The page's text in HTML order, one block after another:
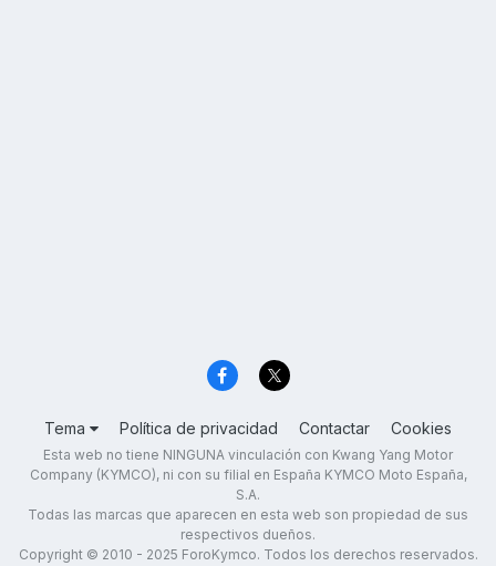
Tema Política de privacidad Contactar Cookies
Esta web no tiene NINGUNA vinculación con Kwang Yang Motor
Company (KYMCO), ni con su filial en España KYMCO Moto España,
S.A.
Todas las marcas que aparecen en esta web son propiedad de sus
respectivos dueños.
Copyright © 2010 - 2025 ForoKymco. Todos los derechos reservados.